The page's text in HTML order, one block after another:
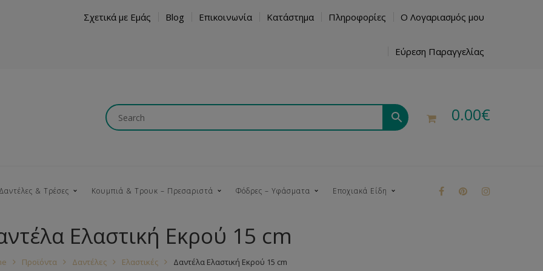
Σχετικά με Εμάς Blog Επικοινωνία Κατάστημα Πληροφορίες Ο Λογαριασμός μου
Εύρεση Παραγγελίας
0.00€
Κουμπώματα Νήματα
& Τρέσες
Βαμβακερές Κρόσια
Κουμπιά & Τρουκ – Πρεσαριστά
Ξύλινα Τρούκ
Φόδρες – Υφάσματα Εποχιακά Είδη
Ελαστική Εκρού 15 cm
Προϊόντα Δαντέλες Ελαστικές Δαντέλα Ελαστική Εκρού 15 cm